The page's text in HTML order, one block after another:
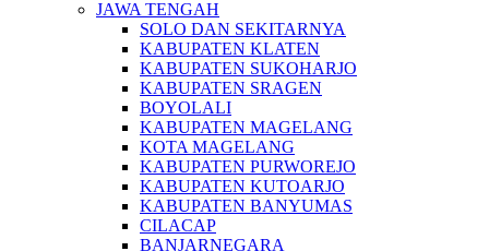
JAWA TENGAH
SOLO DAN SEKITARNYA
KABUPATEN KLATEN
KABUPATEN SUKOHARJO
KABUPATEN SRAGEN
BOYOLALI
KABUPATEN MAGELANG
KOTA MAGELANG
KABUPATEN PURWOREJO
KABUPATEN KUTOARJO
KABUPATEN BANYUMAS
CILACAP
BANJARNEGARA